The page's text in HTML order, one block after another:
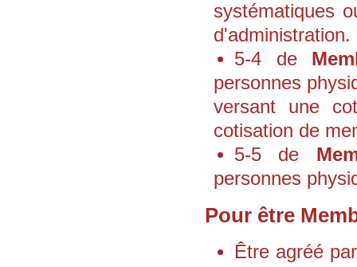
systématiques
d'administration.
5-4 de
personnes
versant une
cotisation de
5-5 de
personnes
Pour être
Être agréé